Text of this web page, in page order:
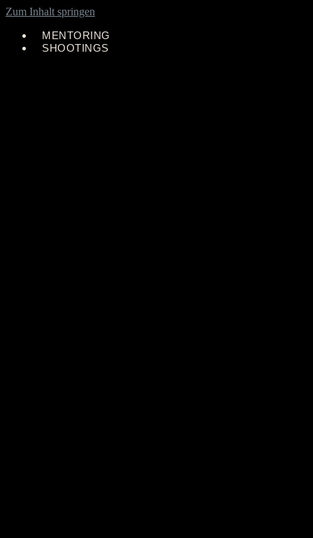
Zum Inhalt springen
MENTORING
SHOOTINGS